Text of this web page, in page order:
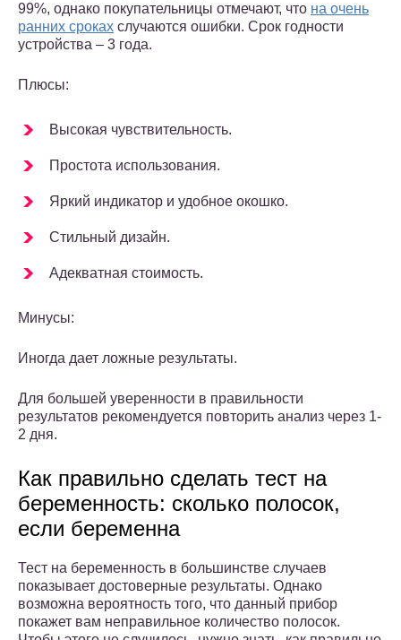
99%, однако покупательницы отмечают, что на очень
ранних сроках случаются ошибки. Срок годности
устройства – 3 года.
Плюсы:
Высокая чувствительность.
Простота использования.
Яркий индикатор и удобное окошко.
Стильный дизайн.
Адекватная стоимость.
Минусы:
Иногда дает ложные результаты.
Для большей уверенности в правильности
результатов рекомендуется повторить анализ через 1-
2 дня.
Как правильно сделать тест на
беременность: сколько полосок,
если беременна
Тест на беременность в большинстве случаев
показывает достоверные результаты. Однако
возможна вероятность того, что данный прибор
покажет вам неправильное количество полосок.